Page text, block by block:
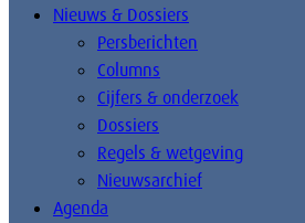
Nieuws & Dossiers
Persberichten
Columns
Cijfers & onderzoek
Dossiers
Regels & wetgeving
Nieuwsarchief
Agenda